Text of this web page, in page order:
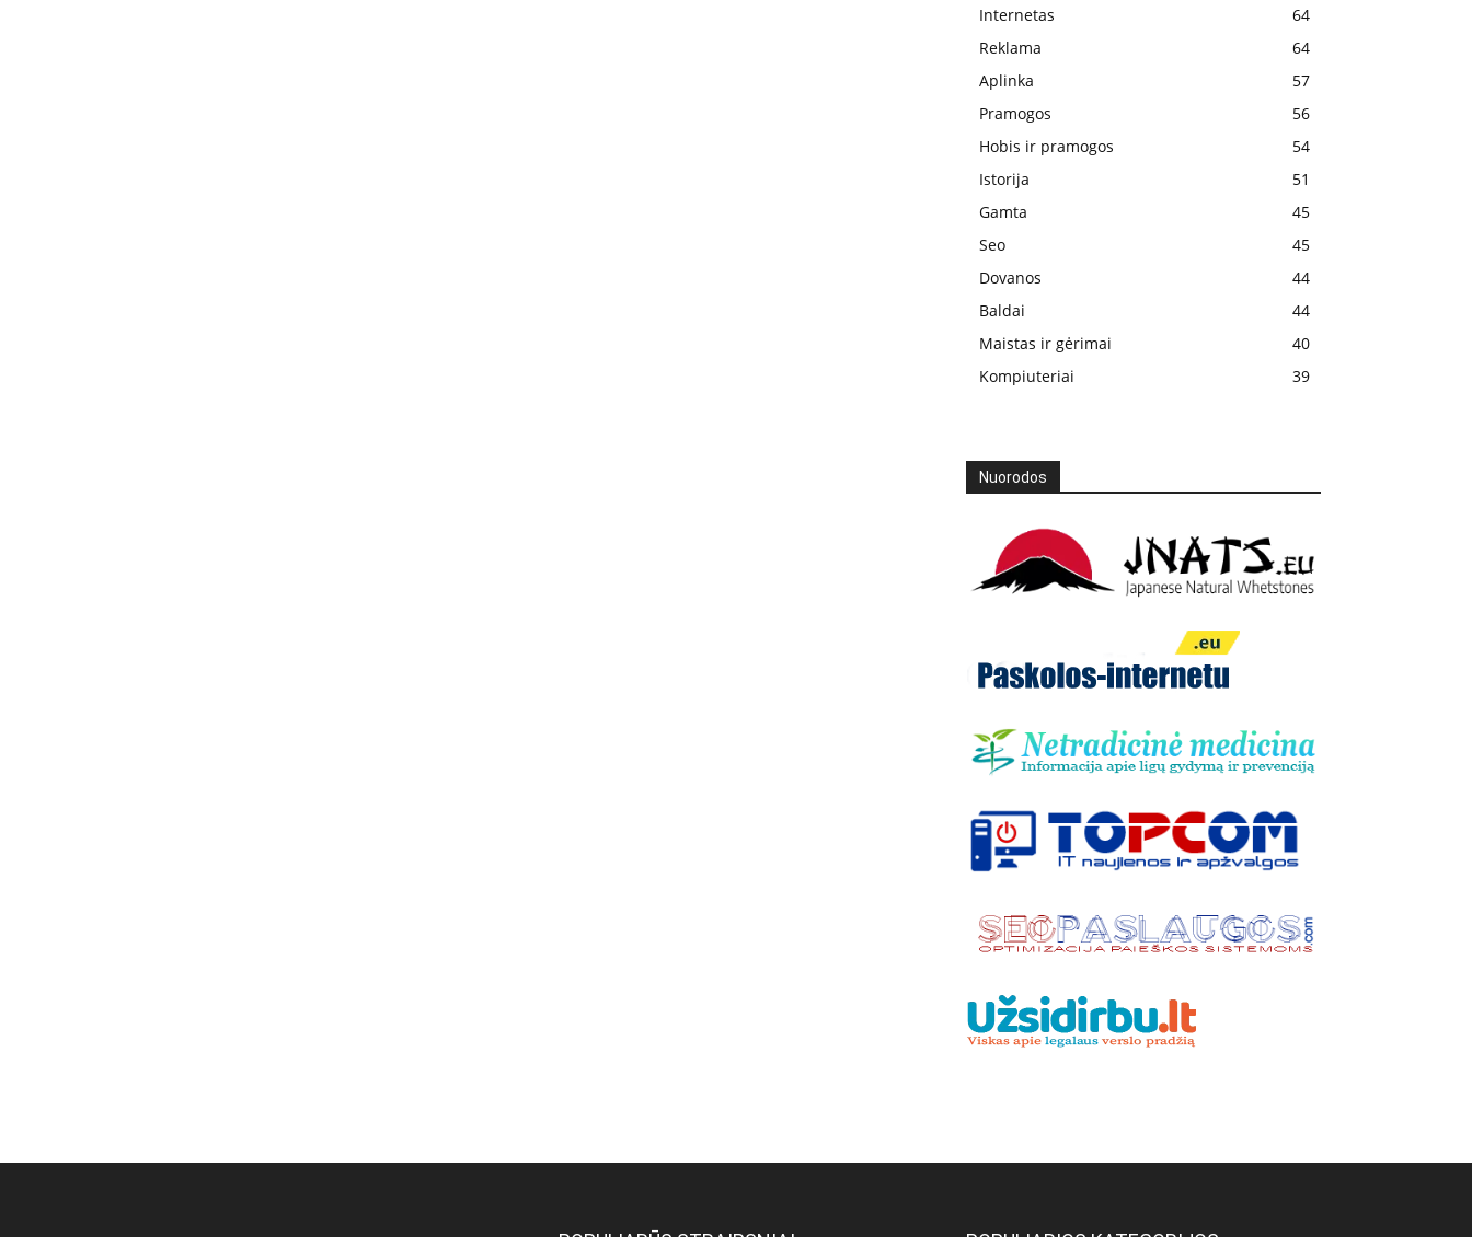
Internetas
64
Reklama
64
Aplinka
57
Pramogos
56
Hobis ir pramogos
54
Istorija
51
Gamta
45
Seo
45
Dovanos
44
Baldai
44
Maistas ir gėrimai
40
Kompiuteriai
39
Nuorodos